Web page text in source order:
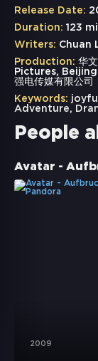
Release Date:
Duration: 123
Writers: Chuan
Production: 华
Pictures,
强电传媒有限公司
Keywords:
joyful
Adventure,
People
2009